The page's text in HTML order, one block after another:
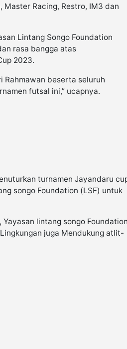
Master Racing, Restro, IM3 dan
Lintang Songo Foundation
rasa bangga atas
2023.
Rahmawan beserta seluruh
futsal ini,” ucapnya.
turnamen Jayandaru
songo Foundation (LSF) untuk
lintang songo Foundation
juga Mendukung atlit-